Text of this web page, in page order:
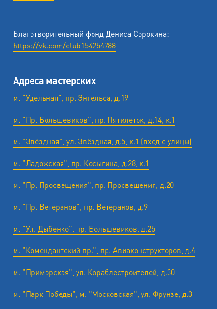
Благотворительный фонд Дениса Сорокина:
https://vk.com/club154254788
Адреса мастерских
м. "Удельная", пр. Энгельса, д.19
м. "Пр. Большевиков", пр. Пятилеток, д.14, к.1
м. "Звёздная", ул. Звёздная, д.5, к.1 (вход с улицы)
м. "Ладожская", пр. Косыгина, д.28, к.1
м. "Пр. Просвещения", пр. Просвещения, д.20
м. "Пр. Ветеранов", пр. Ветеранов, д.9
м. "Ул. Дыбенко", пр. Большевиков, д.25
м. "Комендантский пр.", пр. Авиаконструкторов, д.4
м. "Приморская", ул. Кораблестроителей, д.30
м. "Парк Победы", м. "Московская", ул. Фрунзе, д.3